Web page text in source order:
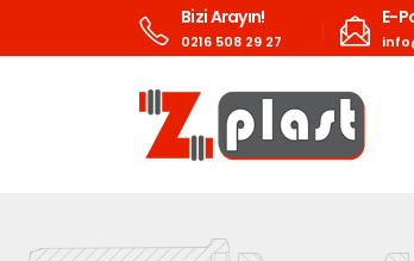
Bizi Arayın!
0216 508 29 27
E-